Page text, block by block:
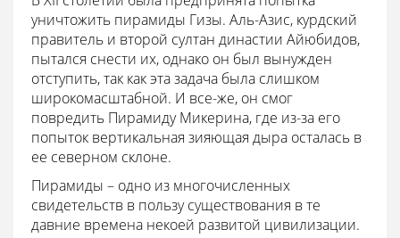
уничтожить пирамиды Гизы. Аль-Азис, курдский
правитель и второй султан династии Айюбидов,
пытался снести их, однако он был вынужден
отступить, так как эта задача была слишком
широкомасштабной. И все-же, он смог
повредить Пирамиду Микерина, где из-за его
попыток вертикальная зияющая дыра осталась в
ее северном склоне.
Пирамиды – одно из многочисленных
свидетельств в пользу существования в те
давние времена некоей развитой цивилизации.